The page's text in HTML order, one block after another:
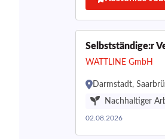
Selbstständige:r
WATTLINE GmbH
Darmstadt,
Nachhaltiger
02.08.2026